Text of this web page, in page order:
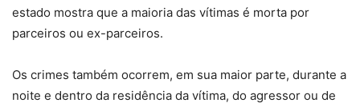
estado mostra que a maioria das vítimas é morta por
parceiros ou ex-parceiros.
Os crimes também ocorrem, em sua maior parte, durante a
noite e dentro da residência da vítima, do agressor ou de